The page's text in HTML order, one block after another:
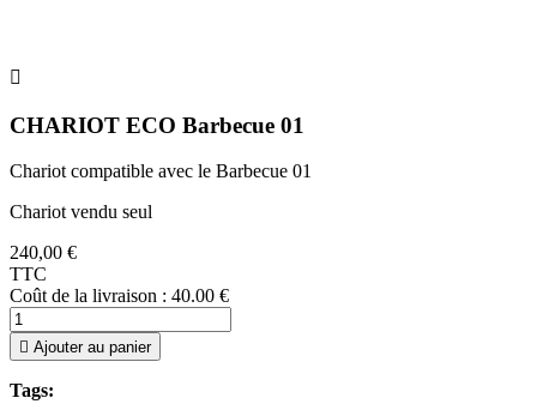

CHARIOT ECO Barbecue 01
Chariot compatible avec le Barbecue 01
Chariot vendu seul
240,00 €
TTC
Coût de la livraison : 40.00 €
 Ajouter au panier
Tags: